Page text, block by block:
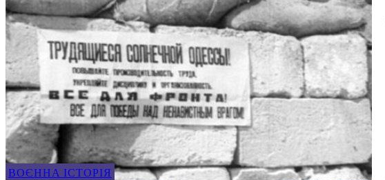
ВОЄННА ІСТОРІЯ